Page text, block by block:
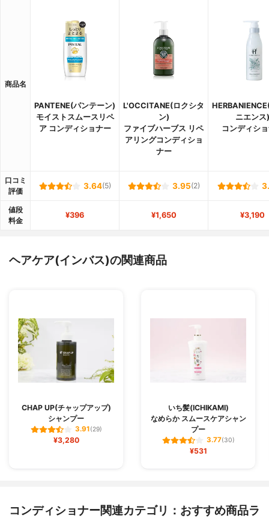
商品名
PANTENE(パンテーン)
モイストスムースリペ
ア コンディショナー
L'OCCITANE(ロクシタ
ン)
ファイブハーブス リペ
アリングコンディショ
ナー
ニエンス)
コンディシ
口コミ
評価
3.64(5) 3.95(2)
値段
料金
¥396 ¥1,650 ¥3,190
ヘアケア(インバス)の関連商品
CHAP UP(チャップアップ)
シャンプー
3.91(29)
¥3,280
いち髪(ICHIKAMI)
なめらか スムースケアシャン
プー
3.77(30)
¥531
コンディショナー関連カテゴリ：おすすめ商品ラ